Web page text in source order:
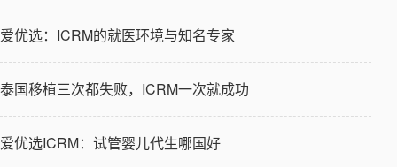
爱优选：ICRM的就医环境与知名专家
泰国移植三次都失败，ICRM一次就成功
爱优选ICRM：试管婴儿代生哪国好